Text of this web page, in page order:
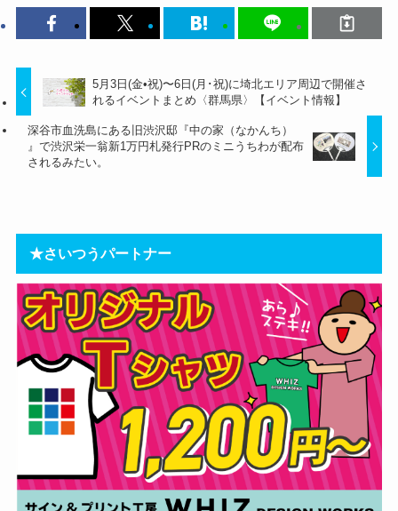
5月3日(金•祝)〜6日(月･祝)に埼北エリア周辺で開催さ
れるイベントまとめ〈群馬県〉【イベント情報】
深谷市血洗島にある旧渋沢邸『中の家（なかんち）
』で渋沢栄一翁新1万円札発行PRのミニうちわが配布
されるみたい。
★さいつうパートナー